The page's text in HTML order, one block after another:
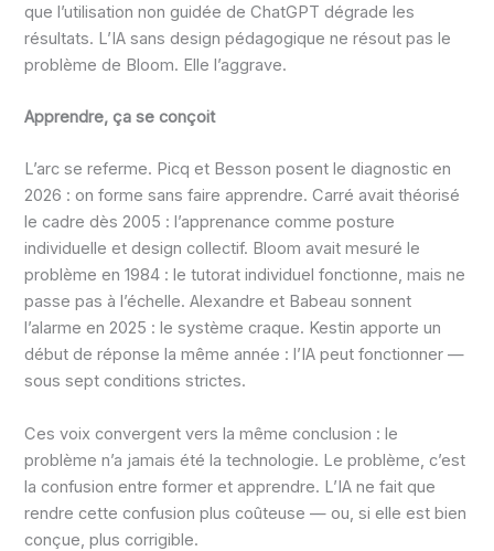
que l’utilisation non guidée de ChatGPT dégrade les
résultats. L’IA sans design pédagogique ne résout pas le
problème de Bloom. Elle l’aggrave.
Apprendre, ça se conçoit
L’arc se referme. Picq et Besson posent le diagnostic en
2026 : on forme sans faire apprendre. Carré avait théorisé
le cadre dès 2005 : l’apprenance comme posture
individuelle et design collectif. Bloom avait mesuré le
problème en 1984 : le tutorat individuel fonctionne, mais ne
passe pas à l’échelle. Alexandre et Babeau sonnent
l’alarme en 2025 : le système craque. Kestin apporte un
début de réponse la même année : l’IA peut fonctionner —
sous sept conditions strictes.
Ces voix convergent vers la même conclusion : le
problème n’a jamais été la technologie. Le problème, c’est
la confusion entre former et apprendre. L’IA ne fait que
rendre cette confusion plus coûteuse — ou, si elle est bien
conçue, plus corrigible.